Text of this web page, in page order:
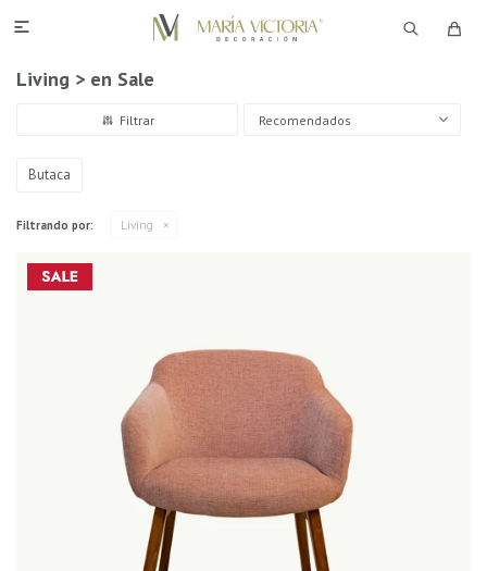

Living > en Sale
Recomendados
Butaca
Filtrando por: Living